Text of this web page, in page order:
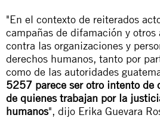
"En el contexto de reiterados
campañas de difamación y otros
contra las organizaciones y
derechos humanos, tanto por
como de las autoridades
5257 parece ser otro intento de
de quienes trabajan por la
humanos", dijo Erika Guevara